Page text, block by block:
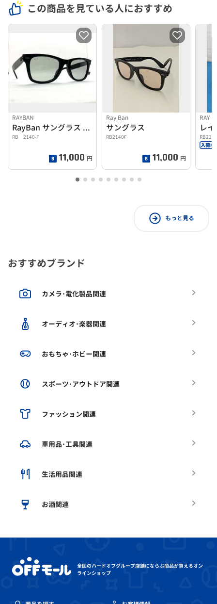
この商品を見ている人におすすめ
RAYBAN
RayBan サングラス レイバン
RB 2140-F
11,000 円
Ray Ban
サングラス
RB2140F
11,000 円
RAY
もっと見る
おすすめブランド
カメラ･電化製品関連
オーディオ･楽器関連
おもちゃ･ホビー関連
スポーツ･アウトドア関連
ファッション関連
車用品･工具関連
生活用品関連
お酒関連
全国のハードオフグループ店舗にならぶ商品が買えるオン
ラインショップ